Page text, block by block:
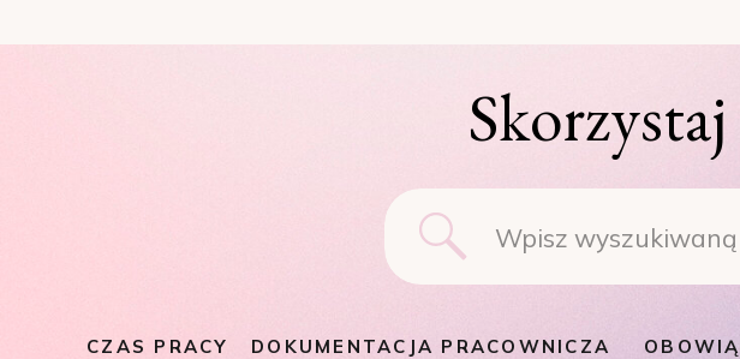
for:
CZAS PRACY DOKUMENTACJA PRACOWNICZA